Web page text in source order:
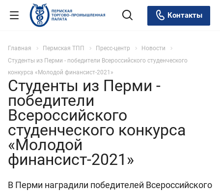
Контакты
Главная Пермская ТПП Пресс-центр
Новости
Студенты из Перми - победители Всероссийского студенческого
конкурса «Молодой финансист-2021»
Студенты из Перми -
победители
Всероссийского
студенческого конкурса
«Молодой
финансист-2021»
В Перми наградили победителей Всероссийского